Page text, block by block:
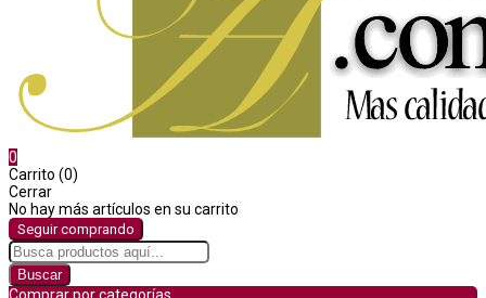
0
Carrito (0)
Cerrar
No hay más artículos en su carrito
Seguir comprando
Buscar